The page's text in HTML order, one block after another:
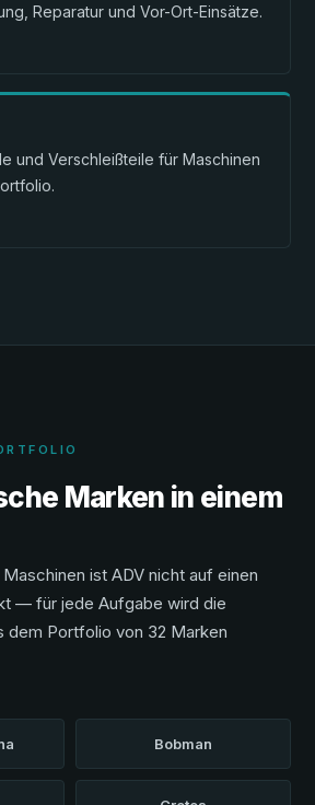
Reparatur und Vor-Ort-Einsätze.
und Verschleißteile für Maschinen
Marken in einem
ist ADV nicht auf einen
— für jede Aufgabe wird die
dem Portfolio von 32 Marken
Bobman